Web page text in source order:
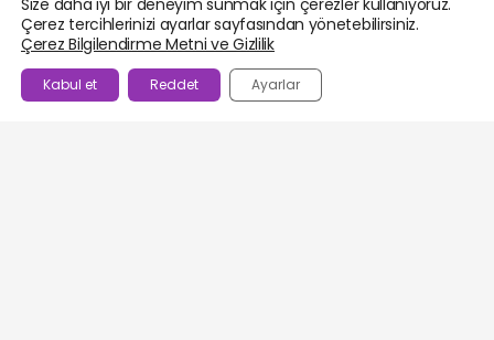
Size daha iyi bir deneyim sunmak için çerezler kullanıyoruz.
Çerez tercihlerinizi ayarlar sayfasından yönetebilirsiniz.
Çerez Bilgilendirme Metni ve Gizlilik
Kabul et Reddet Ayarlar
BEĞENILENLER AJANDA HESABIM